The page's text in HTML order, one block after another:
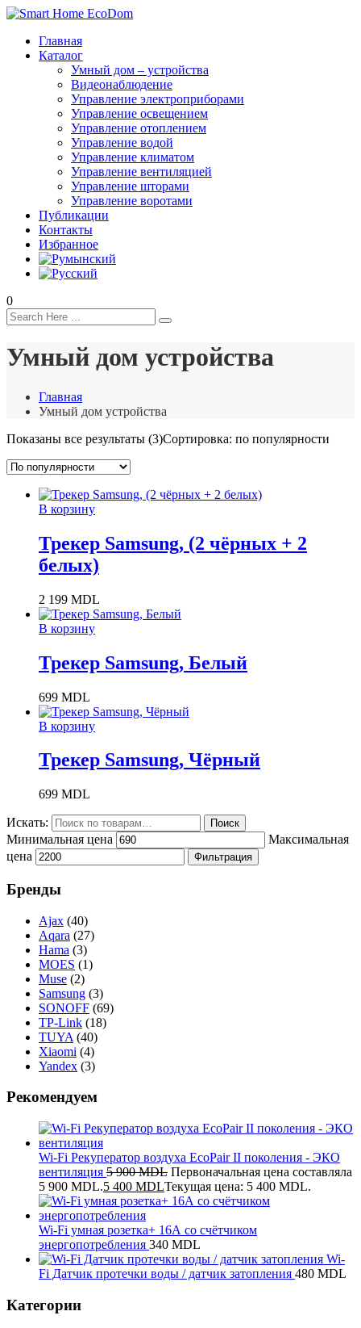
Главная
Каталог
Умный дом – устройства
Видеонаблюдение
Управление электроприборами
Управление освещением
Управление отоплением
Управление водой
Управление климатом
Управление вентиляцией
Управление шторами
Управление воротами
Публикации
Контакты
Избранное
0
Умный дом устройства
Главная
Умный дом устройства
Показаны все результаты (3)Сортировка: по популярности
В корзину
Трекер Samsung, (2 чёрных + 2
белых)
2 199 MDL
В корзину
Трекер Samsung, Белый
699 MDL
В корзину
Трекер Samsung, Чёрный
699 MDL
Искать: Поиск
Минимальная цена
Максимальная
цена
Фильтрация
Бренды
Ajax (40)
Aqara (27)
Hama (3)
MOES (1)
Muse (2)
Samsung (3)
SONOFF (69)
TP-Link (18)
TUYA (40)
Xiaomi (4)
Yandex (3)
Рекомендуем
Wi-Fi Рекуператор воздуха EcoPair II поколения - ЭКО
вентиляция 5 900MDL Первоначальная цена составляла
5 900 MDL.5 400 MDLТекущая цена: 5 400 MDL.
Wi-Fi умная розетка+ 16А со счётчиком
энергопотребления 340 MDL
Wi-
Fi Датчик протечки воды / датчик затопления 480 MDL
Категории